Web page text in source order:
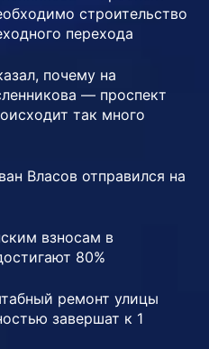
строительство
перехода
почему на
— проспект
так много
Власов отправился на
взносам в
80%
ремонт улицы
завершат к 1